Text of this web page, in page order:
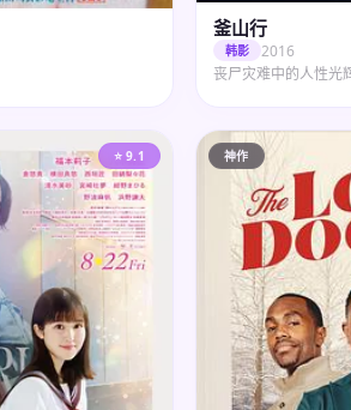
釜山行
韩影
2016
丧尸灾难中的人性光
⭐ 9.1 神作